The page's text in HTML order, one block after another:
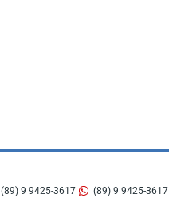
(89) 9 9425-3617 (89) 9 9425-3617